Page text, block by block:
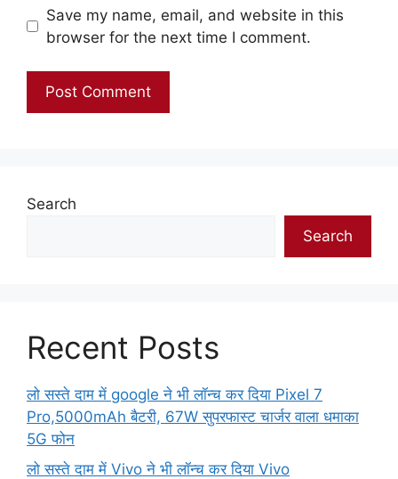
Save my name, email, and website in this
browser for the next time I comment.
Search
Search
Recent Posts
लो सस्ते दाम में google ने भी लॉन्च कर दिया Pixel 7
Pro,5000mAh बैटरी, 67W सुपरफास्ट चार्जर वाला धमाका
5G फोन
लो सस्ते दाम में Vivo ने भी लॉन्च कर दिया Vivo